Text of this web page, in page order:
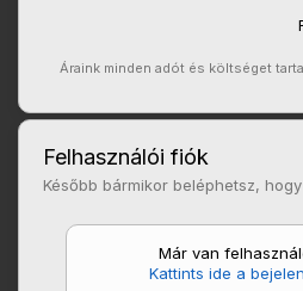
Áraink minden adót és költséget
Felhasználói fiók
Később bármikor beléphetsz,
Már van
Kattints ide a